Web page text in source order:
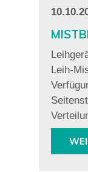
Leih-